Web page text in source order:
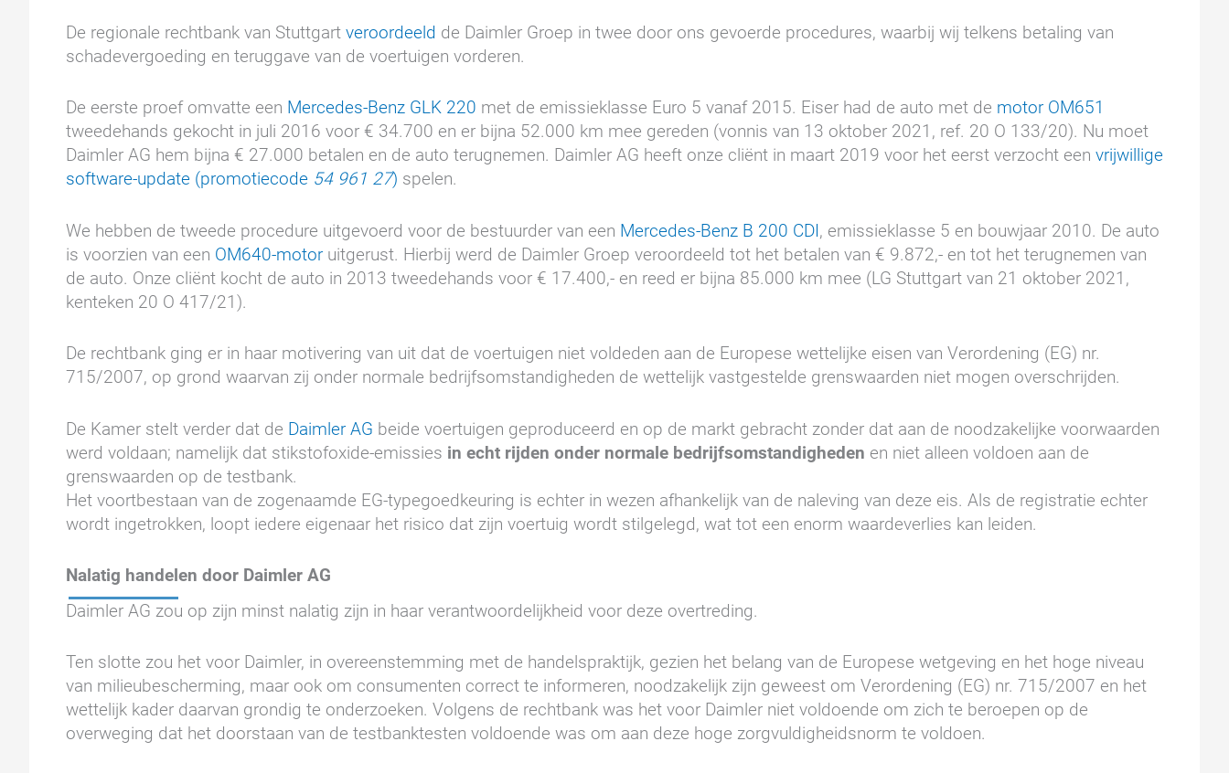
De regionale rechtbank van Stuttgart veroordeeld de Daimler Groep in twee door ons gevoerde procedures, waarbij wij telkens betaling van
schadevergoeding en teruggave van de voertuigen vorderen.
De eerste proef omvatte een Mercedes-Benz GLK 220 met de emissieklasse Euro 5 vanaf 2015. Eiser had de auto met de motor OM651
tweedehands gekocht in juli 2016 voor € 34.700 en er bijna 52.000 km mee gereden (vonnis van 13 oktober 2021, ref. 20 O 133/20). Nu moet
Daimler AG hem bijna € 27.000 betalen en de auto terugnemen. Daimler AG heeft onze cliënt in maart 2019 voor het eerst verzocht een vrijwillige
software-update (promotiecode 54 961 27) spelen.
We hebben de tweede procedure uitgevoerd voor de bestuurder van een Mercedes-Benz B 200 CDI, emissieklasse 5 en bouwjaar 2010. De auto
is voorzien van een OM640-motor uitgerust. Hierbij werd de Daimler Groep veroordeeld tot het betalen van € 9.872,- en tot het terugnemen van
de auto. Onze cliënt kocht de auto in 2013 tweedehands voor € 17.400,- en reed er bijna 85.000 km mee (LG Stuttgart van 21 oktober 2021,
kenteken 20 O 417/21).
De rechtbank ging er in haar motivering van uit dat de voertuigen niet voldeden aan de Europese wettelijke eisen van Verordening (EG) nr.
715/2007, op grond waarvan zij onder normale bedrijfsomstandigheden de wettelijk vastgestelde grenswaarden niet mogen overschrijden.
De Kamer stelt verder dat de Daimler AG beide voertuigen geproduceerd en op de markt gebracht zonder dat aan de noodzakelijke voorwaarden
werd voldaan; namelijk dat stikstofoxide-emissies in echt rijden onder normale bedrijfsomstandigheden en niet alleen voldoen aan de
grenswaarden op de testbank.
Het voortbestaan van de zogenaamde EG-typegoedkeuring is echter in wezen afhankelijk van de naleving van deze eis. Als de registratie echter
wordt ingetrokken, loopt iedere eigenaar het risico dat zijn voertuig wordt stilgelegd, wat tot een enorm waardeverlies kan leiden.
Nalatig handelen door Daimler AG
Daimler AG zou op zijn minst nalatig zijn in haar verantwoordelijkheid voor deze overtreding.
Ten slotte zou het voor Daimler, in overeenstemming met de handelspraktijk, gezien het belang van de Europese wetgeving en het hoge niveau
van milieubescherming, maar ook om consumenten correct te informeren, noodzakelijk zijn geweest om Verordening (EG) nr. 715/2007 en het
wettelijk kader daarvan grondig te onderzoeken. Volgens de rechtbank was het voor Daimler niet voldoende om zich te beroepen op de
overweging dat het doorstaan van de testbanktesten voldoende was om aan deze hoge zorgvuldigheidsnorm te voldoen.